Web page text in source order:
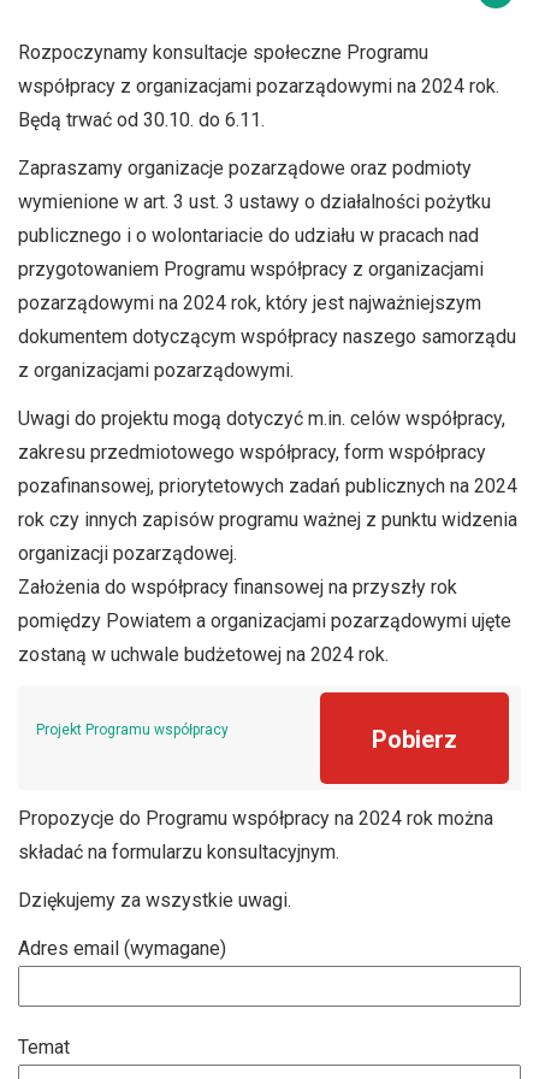
Rozpoczynamy konsultacje społeczne Programu
współpracy z organizacjami pozarządowymi na 2024 rok.
Będą trwać od 30.10. do 6.11.
Zapraszamy organizacje pozarządowe oraz podmioty
wymienione w art. 3 ust. 3 ustawy o działalności pożytku
publicznego i o wolontariacie do udziału w pracach nad
przygotowaniem Programu współpracy z organizacjami
pozarządowymi na 2024 rok, który jest najważniejszym
dokumentem dotyczącym współpracy naszego samorządu
z organizacjami pozarządowymi.
Uwagi do projektu mogą dotyczyć m.in. celów współpracy,
zakresu przedmiotowego współpracy, form współpracy
pozafinansowej, priorytetowych zadań publicznych na 2024
rok czy innych zapisów programu ważnej z punktu widzenia
organizacji pozarządowej.
Założenia do współpracy finansowej na przyszły rok
pomiędzy Powiatem a organizacjami pozarządowymi ujęte
zostaną w uchwale budżetowej na 2024 rok.
Projekt Programu współpracy Pobierz
Propozycje do Programu współpracy na 2024 rok można
składać na formularzu konsultacyjnym.
Dziękujemy za wszystkie uwagi.
Adres email (wymagane)
Temat